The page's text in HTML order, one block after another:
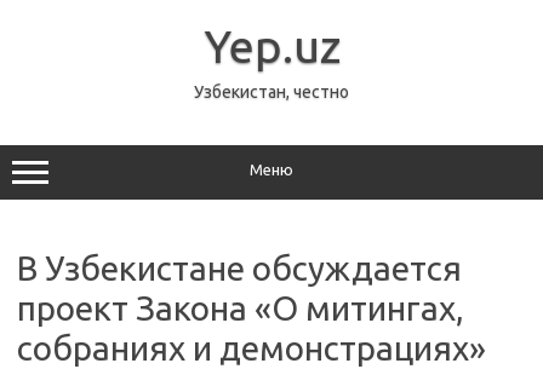
Yep.uz
Узбекистан, честно
Меню
В Узбекистане обсуждается
проект Закона «О митингах,
собраниях и демонстрациях»